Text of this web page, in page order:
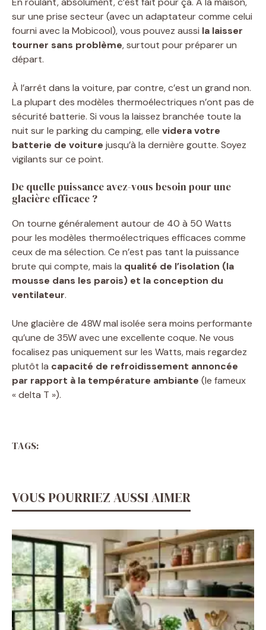
sur une prise secteur (avec un adaptateur comme celui
fourni avec la Mobicool), vous pouvez aussi la laisser
tourner sans problème, surtout pour préparer un
départ.
À l’arrêt dans la voiture, par contre, c’est un grand non.
La plupart des modèles thermoélectriques n’ont pas de
sécurité batterie. Si vous la laissez branchée toute la
nuit sur le parking du camping, elle videra votre
batterie de voiture jusqu’à la dernière goutte. Soyez
vigilants sur ce point.
De quelle puissance avez-vous besoin pour une
glacière efficace ?
On tourne généralement autour de 40 à 50 Watts
pour les modèles thermoélectriques efficaces comme
ceux de ma sélection. Ce n’est pas tant la puissance
brute qui compte, mais la qualité de l’isolation (la
mousse dans les parois) et la conception du
ventilateur.
Une glacière de 48W mal isolée sera moins performante
qu’une de 35W avec une excellente coque. Ne vous
focalisez pas uniquement sur les Watts, mais regardez
plutôt la capacité de refroidissement annoncée
par rapport à la température ambiante (le fameux
« delta T »).
TAGS:
VOUS POURRIEZ AUSSI AIMER